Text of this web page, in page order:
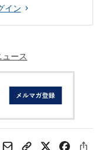
イン
ース